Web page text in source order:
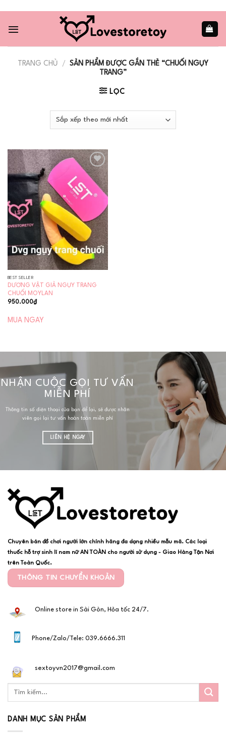
content
TRANG CHỦ /
SẢN PHẨM ĐƯỢC GẮN THẺ “CHUỐI NGỤY
TRANG”
LỌC
Add to
wishlist
BEST SELLER
DƯƠNG VẬT GIẢ NGỤY TRANG
CHUỐI MOYLAN
950.000₫
MUA NGAY
NHẬN CUỘC GỌI TƯ VẤN
MIỄN PHÍ
Thông tin số điện thoại của bạn để lại, sẽ được nhân
viên gọi lại tư vấn hoàn toàn miễn phí
LIÊN HỆ NGAY
Chuyên bán đồ chơi người lớn chính hãng đa dạng nhiều mẫu mã. Các loại
thuốc hỗ trợ sinh lí nam nữ AN TOÀN cho người sử dụng - Giao Hàng Tận Nơi
trên Toàn Quốc.
THÔNG TIN CHUYỂN KHOẢN
Online store in Sài Gòn, Hỏa tốc 24/7.
Phone/Zalo/Tele: 039.6666.311
sextoyvn2017@gmail.com
DANH MỤC SẢN PHẨM